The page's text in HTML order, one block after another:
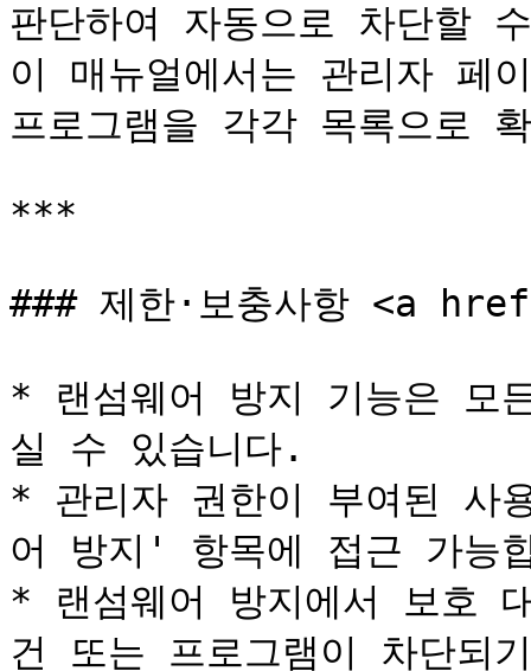
판단하여 자동으로 차단할
이 매뉴얼에서는 관리자 페
프로그램을 각각 목록으로
***
### 제한·보충사항 <a
* 랜섬웨어 방지 기능은 모
실 수 있습니다.
* 관리자 권한이 부여된 사
어 방지' 항목에 접근 가능
* 랜섬웨어 방지에서 보호
건 또는 프로그램이 차단되